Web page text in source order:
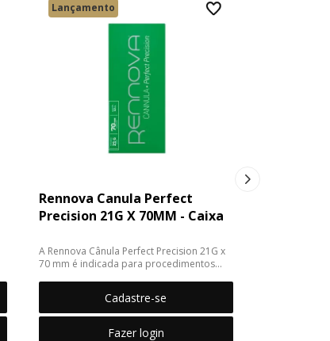
Lançamento
Rennova Canula Perfect
Precision 21G X 70MM - Caixa
A Rennova Cânula Perfect Precision 21G x
70 mm é indicada para procedimentos
Cadastre-se
Fazer login